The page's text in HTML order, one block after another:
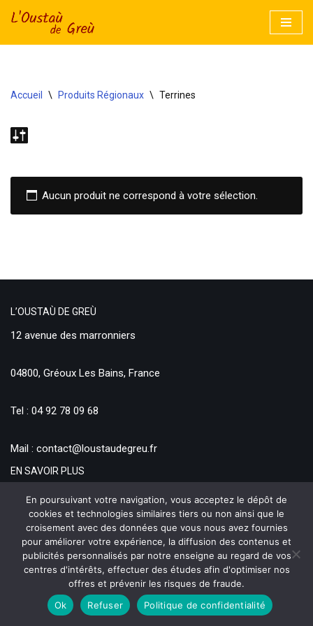
Accueil \ Produits Régionaux \ Terrines
Aucun produit ne correspond à votre sélection.
L’OUSTAÙ DE GREÙ
12 avenue des marronniers
04800, Gréoux Les Bains, France
Tel : 04 92 78 09 68
Mail : contact@loustaudegreu.fr
EN SAVOIR PLUS
Qui sommes nous ?
Conditions Générales de vente
Formulaire de rétractation
Moyens de Paiements et d’Expéditions
Produits Régionaux et Provençaux - L'Oustaù de Greù © 2021
En poursuivant votre navigation, vous acceptez le dépôt de
cookies et technologies similaires tiers ou non ainsi que le
croisement avec des données que vous nous avez fournies
pour améliorer votre expérience, la diffusion des contenus et
publicités personnalisés par notre enseigne au regard de vos
centres d'intérêts, effectuer des études afin d'optimiser nos
offres et prévenir les risques de fraude.
Ok
Refuser Politique de confidentialité